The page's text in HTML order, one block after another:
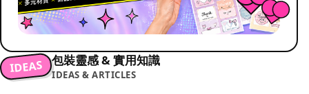
IDEAS 包裝靈感 & 實用知識
IDEAS & ARTICLES